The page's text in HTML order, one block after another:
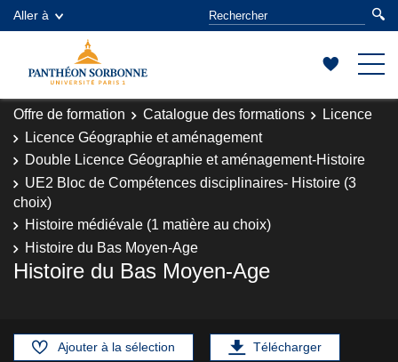
Aller à
Offre de formation Catalogue des formations
Licence
Licence Géographie et aménagement
Double Licence Géographie et aménagement-Histoire
UE2 Bloc de Compétences disciplinaires- Histoire (3
choix)
Histoire médiévale (1 matière au choix)
Histoire du Bas Moyen-Age
Histoire du Bas Moyen-Age
Ajouter à la sélection Télécharger